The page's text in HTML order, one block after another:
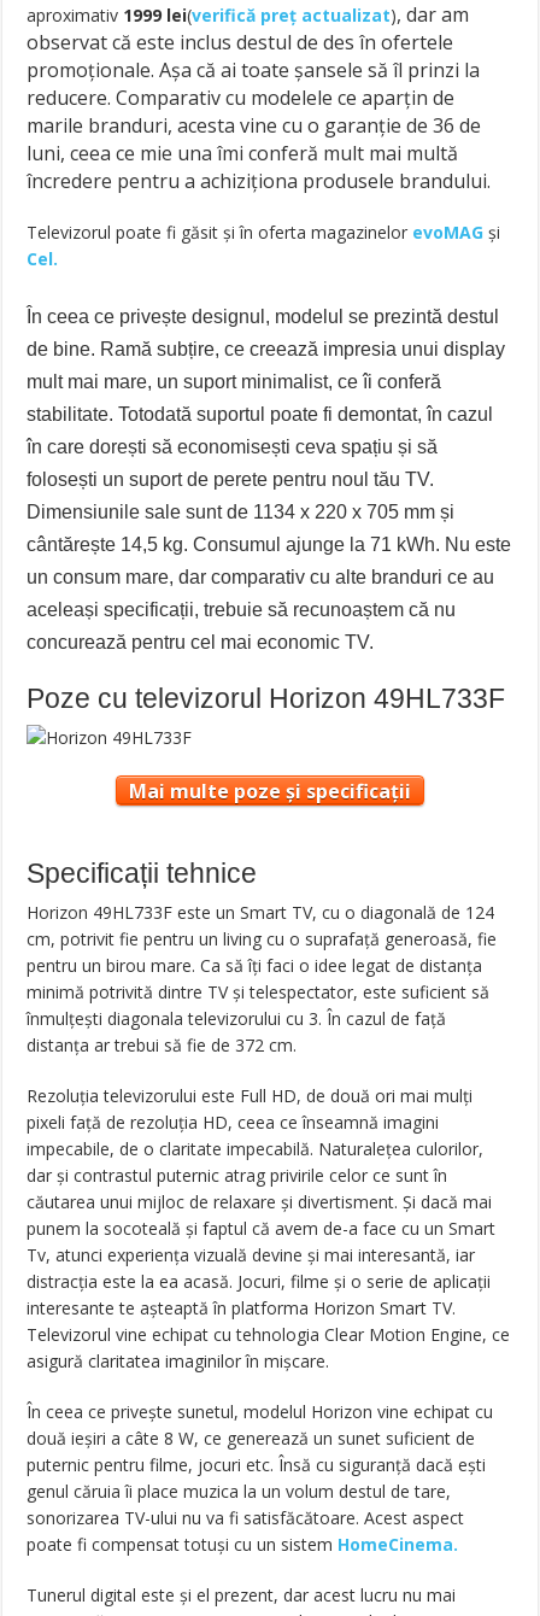
aproximativ 1999 lei(verifică preț actualizat), dar am
observat că este inclus destul de des în ofertele
promoționale. Așa că ai toate șansele să îl prinzi la
reducere. Comparativ cu modelele ce aparțin de
marile branduri, acesta vine cu o garanție de 36 de
luni, ceea ce mie una îmi conferă mult mai multă
încredere pentru a achiziționa produsele brandului.
Televizorul poate fi găsit și în oferta magazinelor evoMAG și
Cel.
În ceea ce privește designul, modelul se prezintă destul
de bine. Ramă subțire, ce creează impresia unui display
mult mai mare, un suport minimalist, ce îi conferă
stabilitate. Totodată suportul poate fi demontat, în cazul
în care dorești să economisești ceva spațiu și să
folosești un suport de perete pentru noul tău TV.
Dimensiunile sale sunt de 1134 x 220 x 705 mm și
cântărește 14,5 kg. Consumul ajunge la 71 kWh. Nu este
un consum mare, dar comparativ cu alte branduri ce au
aceleași specificații, trebuie să recunoaștem că nu
concurează pentru cel mai economic TV.
Poze cu televizorul Horizon 49HL733F
Mai multe poze și specificații
Specificații tehnice
Horizon 49HL733F este un Smart TV, cu o diagonală de 124
cm, potrivit fie pentru un living cu o suprafață generoasă, fie
pentru un birou mare. Ca să îți faci o idee legat de distanța
minimă potrivită dintre TV și telespectator, este suficient să
înmulțești diagonala televizorului cu 3. În cazul de față
distanța ar trebui să fie de 372 cm.
Rezoluția televizorului este Full HD, de două ori mai mulți
pixeli față de rezoluția HD, ceea ce înseamnă imagini
impecabile, de o claritate impecabilă. Naturalețea culorilor,
dar și contrastul puternic atrag privirile celor ce sunt în
căutarea unui mijloc de relaxare și divertisment. Și dacă mai
punem la socoteală și faptul că avem de-a face cu un Smart
Tv, atunci experiența vizuală devine și mai interesantă, iar
distracția este la ea acasă. Jocuri, filme și o serie de aplicații
interesante te așteaptă în platforma Horizon Smart TV.
Televizorul vine echipat cu tehnologia Clear Motion Engine, ce
asigură claritatea imaginilor în mișcare.
În ceea ce privește sunetul, modelul Horizon vine echipat cu
două ieșiri a câte 8 W, ce generează un sunet suficient de
puternic pentru filme, jocuri etc. Însă cu siguranță dacă ești
genul căruia îi place muzica la un volum destul de tare,
sonorizarea TV-ului nu va fi satisfăcătoare. Acest aspect
poate fi compensat totuși cu un sistem HomeCinema.
Tunerul digital este și el prezent, dar acest lucru nu mai